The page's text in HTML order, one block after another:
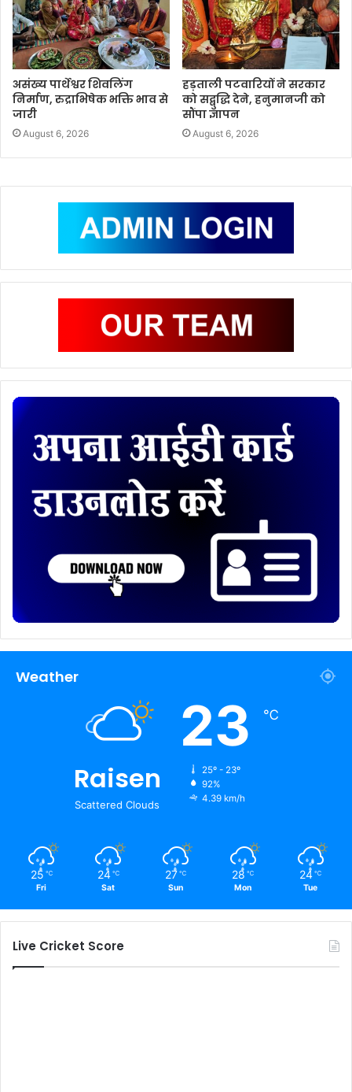
असंख्य पार्थेश्वर शिवलिंग
निर्माण, रुद्राभिषेक भक्ति भाव से
जारी
August 6, 2026
हड़ताली पटवारियों ने सरकार
को सद्बुद्धि देने, हनुमानजी को
सौंपा ज्ञापन
August 6, 2026
Weather
Raisen
Scattered Clouds
23 ℃
25º - 23º
92%
4.39 km/h
25 ℃
Fri
24 ℃
Sat
27 ℃
Sun
28 ℃
Mon
24 ℃
Tue
Live Cricket Score